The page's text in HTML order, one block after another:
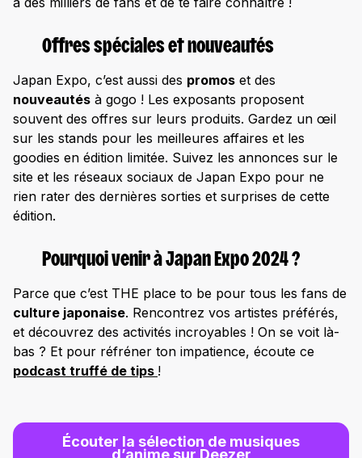
Offres spéciales et nouveautés
Japan Expo, c’est aussi des promos et des
nouveautés à gogo ! Les exposants proposent
souvent des offres sur leurs produits. Gardez un œil
sur les stands pour les meilleures affaires et les
goodies en édition limitée. Suivez les annonces sur le
site et les réseaux sociaux de Japan Expo pour ne
rien rater des dernières sorties et surprises de cette
édition.
Pourquoi venir à Japan Expo 2024 ?
Parce que c’est THE place to be pour tous les fans de
culture japonaise. Rencontrez vos artistes préférés,
et découvrez des activités incroyables ! On se voit là-
bas ? Et pour réfréner ton impatience, écoute ce
podcast truffé de tips !
Écouter la sélection de musiques
d’anime sur Deezer